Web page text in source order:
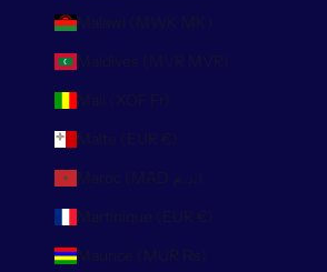
Malawi (MWK MK)
Maldives (MVR MVR)
Mali (XOF Fr)
Malte (EUR €)
Maroc (MAD د.م.)
Martinique (EUR €)
Maurice (MUR ₨)